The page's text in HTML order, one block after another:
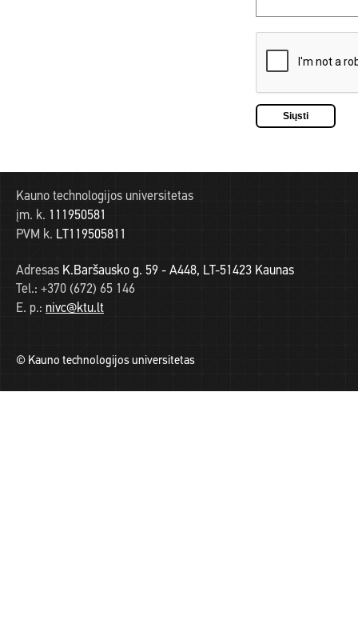
Kauno technologijos universitetas
įm. k. 111950581
PVM k. LT119505811
Adresas K.Baršausko g. 59 - A448, LT-51423 Kaunas
Tel.: +370 (672) 65 146
E. p.: nivc@ktu.lt
© Kauno technologijos universitetas